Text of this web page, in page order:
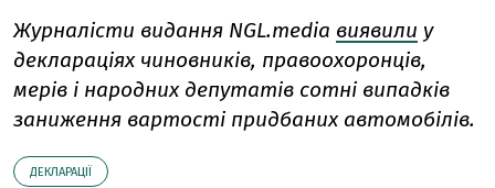
Журналісти видання NGL.media виявили у
деклараціях чиновників, правоохоронців,
мерів і народних депутатів сотні випадків
заниження вартості придбаних автомобілів.
ДЕКЛАРАЦІЇ